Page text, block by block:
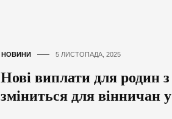
НОВИНИ 5 ЛИСТОПАДА, 2025
Нові виплати для родин
зміниться для вінничан